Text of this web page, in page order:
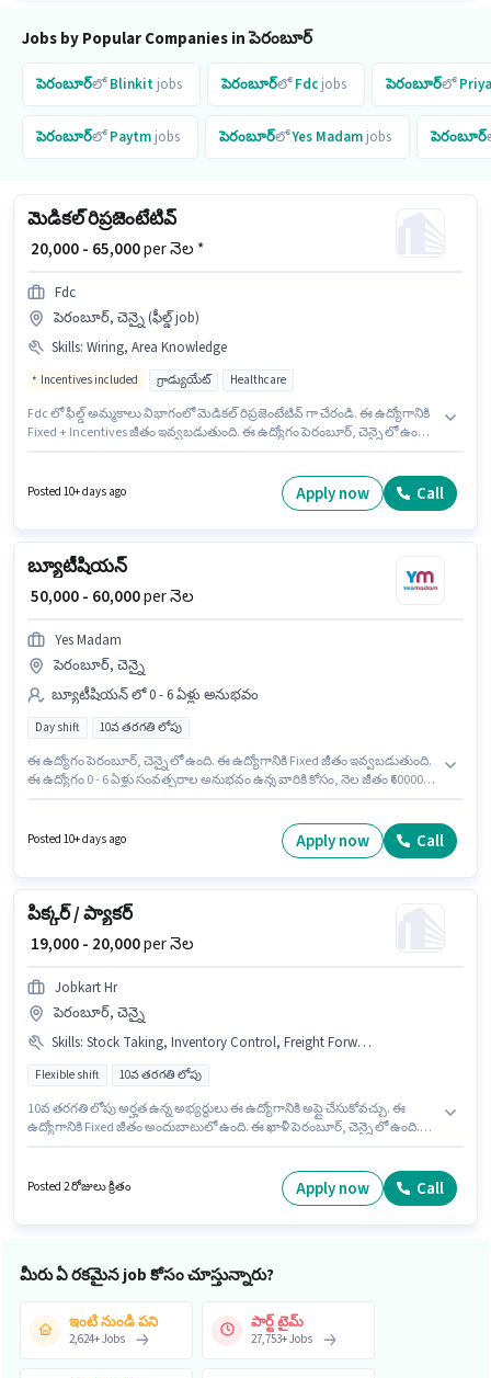
Jobs by Popular Companies in పెరంబూర్
పెరంబూర్లోBlinkit jobs పెరంబూర్లోFdc jobs పెరంబూర్లోPriya
పెరంబూర్లోPaytm jobs పెరంబూర్లోYes Madam jobs పెరంబూర్
మెడికల్ రిప్రజెంటేటివ్
₹ 20,000 - 65,000per నెల *
Fdc
పెరంబూర్, చెన్నై (ఫీల్డ్ job)
Skills: Wiring, Area Knowledge
Incentives included గ్రాడ్యుయేట్ Healthcare
Fdc లో ఫీల్డ్ అమ్మకాలు విభాగంలో మెడికల్ రిప్రజెంటేటివ్ గా చేరండి. ఈ ఉద్యోగానికి
Fixed + Incentives జీతం ఇవ్వబడుతుంది. ఈ ఉద్యోగం పెరంబూర్, చెన్నై లో ఉంది.
Insurance, PF, Medical Benefits లు ఉద్యోగ స్థాయి మరియు కంపెనీ పాలసీలపై
Posted 10+ days ago Apply now Call
బ్యూటీషియన్
₹ 50,000 - 60,000per నెల
Yes Madam
పెరంబూర్, చెన్నై
బ్యూటీషియన్ లో 0 - 6 ఏళ్లు అనుభవం
Day shift 10వ తరగతి లోపు
ఈ ఉద్యోగం పెరంబూర్, చెన్నై లో ఉంది. ఈ ఉద్యోగానికి Fixed జీతం ఇవ్వబడుతుంది.
ఈ ఉద్యోగం 0 - 6 ఏళ్లు సంవత్సరాల అనుభవం ఉన్న వారికి కోసం, నెల జీతం ₹60000
ఉన్నాయి. 10వ తరగతి లోపు అర్హత ఉన్న అభ్యర్థులు ఈ ఉద్యోగానికి అప్లై
Posted 10+ days ago Apply now Call
పిక్కర్ / ప్యాకర్
₹ 19,000 - 20,000per నెల
Jobkart Hr
పెరంబూర్, చెన్నై
Skills: Stock Taking, Inventory Control, Freight Forwarding, Packaging and Sorting, Order Picking, Order Processing
Flexible shift 10వ తరగతి లోపు
10వ తరగతి లోపు అర్హత ఉన్న అభ్యర్థులు ఈ ఉద్యోగానికి అప్లై చేసుకోవచ్చు. ఈ
ఉద్యోగానికి Fixed జీతం అందుబాటులో ఉంది. ఈ ఖాళీ పెరంబూర్, చెన్నై లో ఉంది.
FLEXIBLE shift మరియు వారానికి 6 days working ఉన్నాయి. ఈ ఉద్యోగానికి
అభ్యర్థి వద్ద Inventory Control, Order Picking, Order Processing, Packaging
Posted 2 రోజులు క్రితం Apply now Call
మీరు ఏ రకమైన job కోసం చూస్తున్నారు?
ఇంటి నుండి పని
2,624+Jobs
పార్ట్ టైమ్
27,753+Jobs